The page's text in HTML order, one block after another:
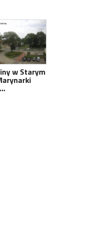
w Starym